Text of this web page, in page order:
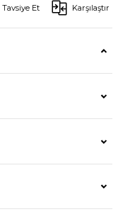
Tavsiye Et Karşılaştır